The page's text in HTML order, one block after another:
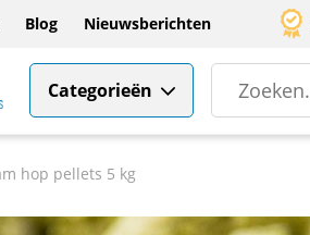
Blog Nieuwsberichten
Categorieën
hop pellets 5 kg